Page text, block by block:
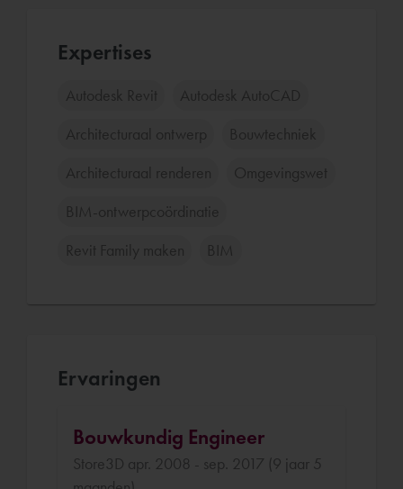
Expertises
Autodesk Revit Autodesk AutoCAD
Architecturaal ontwerp Bouwtechniek
Architecturaal renderen Omgevingswet
BIM-ontwerpcoördinatie
Revit Family maken BIM
Ervaringen
Bouwkundig Engineer
Store3D apr. 2008 - sep. 2017 (9 jaar 5